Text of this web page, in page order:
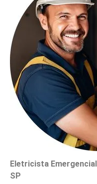
Eletricista
SP